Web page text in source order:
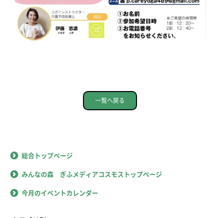
一覧へ戻る
総合トップページ
みんなの森 ぎふメディアコスモストップページ
今月のイベントカレンダー